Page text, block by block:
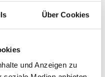
Über Cookies
und Anzeigen zu
mit größter
Vollständigkeit
sind wir
Inhalte auf diesen